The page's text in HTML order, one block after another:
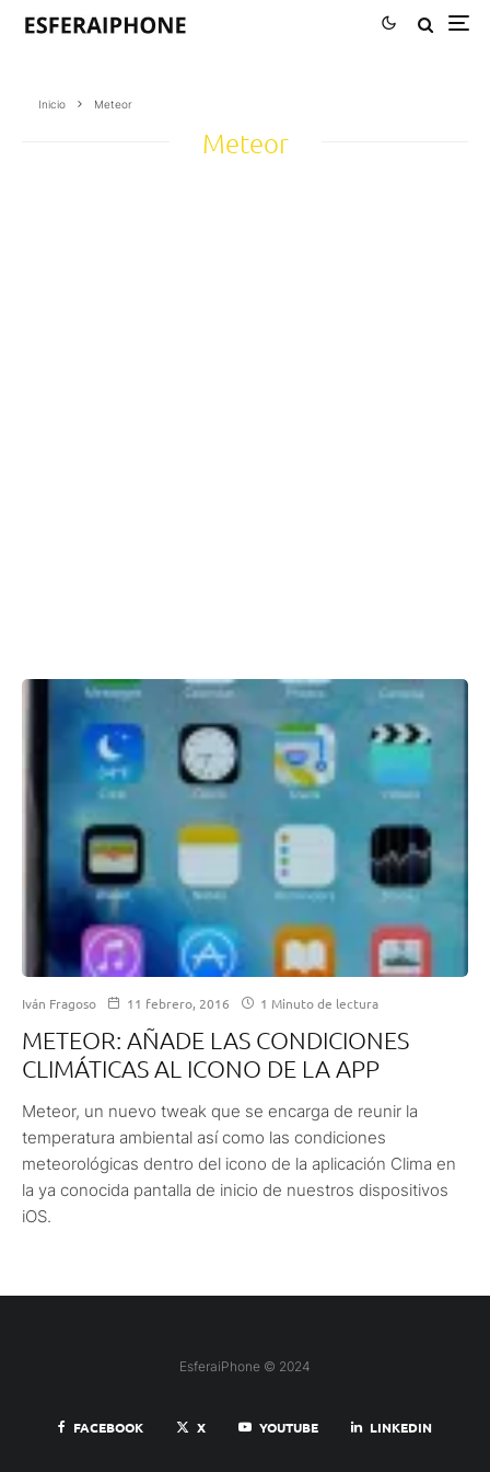
Inicio Meteor
Meteor
Iván Fragoso 11 febrero, 2016 1 Minuto de lectura
METEOR: AÑADE LAS CONDICIONES
CLIMÁTICAS AL ICONO DE LA APP
Meteor, un nuevo tweak que se encarga de reunir la
temperatura ambiental así como las condiciones
meteorológicas dentro del icono de la aplicación Clima en
la ya conocida pantalla de inicio de nuestros dispositivos
iOS.
EsferaiPhone © 2024
FACEBOOK X YOUTUBE LINKEDIN